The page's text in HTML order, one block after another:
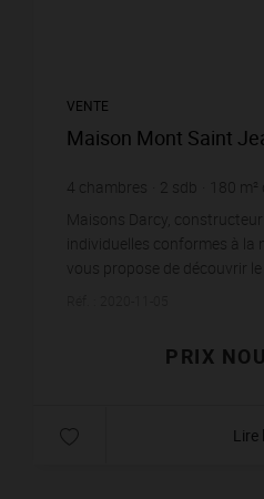
VENTE
Maison Mont Saint
4 chambres 2 sdb 180
Maisons Darcy,
individuelles conformes à la
vous propose de découvrir
PRIX
Lire